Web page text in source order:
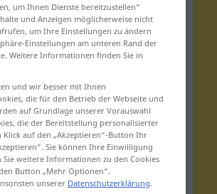
um Ihnen Dienste bereitzustellen“
und Anzeigen möglicherweise nicht
um Ihre Einstellungen zu ändern
Einstellungen am unteren Rand der
Weitere Informationen finden Sie in
und wir besser mit Ihnen
die für den Betrieb der Webseite und
auf Grundlage unserer Vorauswahl
die der Bereitstellung personalisierter
auf den „Akzeptieren“-Button Ihr
Sie können Ihre Einwilligung
weitere Informationen zu den Cookies
Button „Mehr Optionen“.
unserer Datenschutzerklärung.